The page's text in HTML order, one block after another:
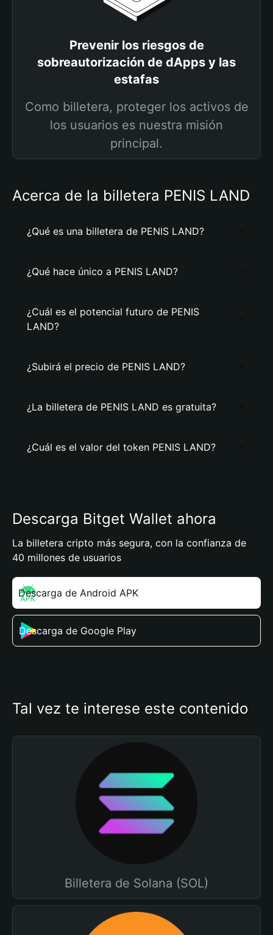
Prevenir los riesgos de
sobreautorización de dApps y las
estafas
Como billetera, proteger los activos de
los usuarios es nuestra misión
principal.
Acerca de la billetera PENIS LAND
¿Qué es una billetera de PENIS LAND?
¿Qué hace único a PENIS LAND?
¿Cuál es el potencial futuro de PENIS
LAND?
¿Subirá el precio de PENIS LAND?
¿La billetera de PENIS LAND es gratuita?
¿Cuál es el valor del token PENIS LAND?
Descarga Bitget Wallet ahora
La billetera cripto más segura, con la confianza de
40 millones de usuarios
Descarga de Android APK
Descarga de Google Play
Tal vez te interese este contenido
Billetera de Solana (SOL)